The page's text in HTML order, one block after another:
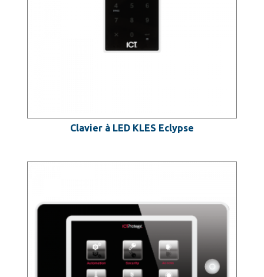
Clavier à LED KLES Eclypse